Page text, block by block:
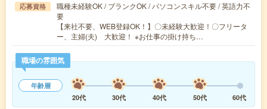
応募資格
職種未経験OK / ブランクOK / パソコンスキル不要 / 英語力不
要
【来社不要、WEB登録OK！】〇未経験大歓迎！〇フリータ
ー、主婦(夫) 大歓迎！ ※お仕事の掛け持ち…
職場の雰囲気
年齢層
20代
30代 40代 50代 60代